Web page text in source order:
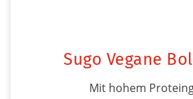
Sugo Vegane
Mit hohem